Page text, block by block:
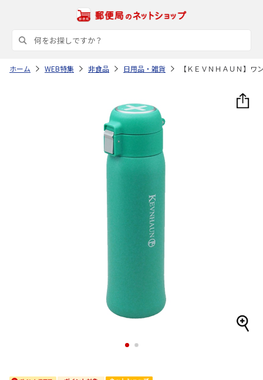
ホーム WEB特集 非食品 日用品・雑貨 【ＫＥＶＮＨＡＵＮ】
1 2